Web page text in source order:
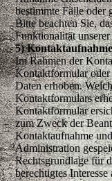
bestimmte Fälle oder
Bitte beachten Sie,
Funktionalität
5)
Im Rahmen der
Kontaktformular
Daten erhoben.
Kontaktformulars
Kontaktformular
zum Zweck der
Kontaktaufnahme
Administration
Rechtsgrundlage für
berechtigtes